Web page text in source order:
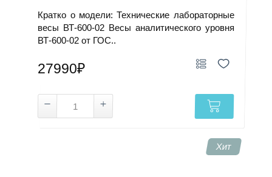
Кратко о модели: Технические лабораторные
весы ВТ-600-02 Весы аналитического уровня
ВТ-600-02 от ГОС..
27990₽
Хит